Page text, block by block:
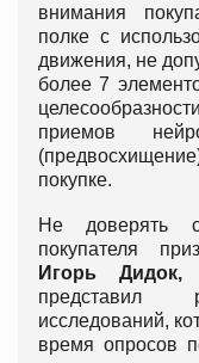
внимания
полке с
движения, не
более 7
приемов
покупке.
Не доверять
покупателя
Игорь Дидок,
представил
исследований,
время опросов